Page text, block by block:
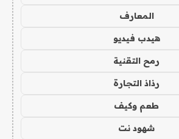
المعارف
هيدب فيديو
رمح التقنية
رذاذ التجارة
طعم وكيف
شهود نت